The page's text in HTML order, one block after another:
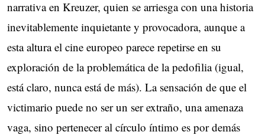
narrativa en Kreuzer, quien se arriesga con una historia
inevitablemente inquietante y provocadora, aunque a
esta altura el cine europeo parece repetirse en su
exploración de la problemática de la pedofilia (igual,
está claro, nunca está de más). La sensación de que el
victimario puede no ser un ser extraño, una amenaza
vaga, sino pertenecer al círculo íntimo es por demás